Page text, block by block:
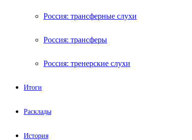
Россия: трансферные слухи
Россия: трансферы
Россия: тренерские слухи
Итоги
Расклады
История